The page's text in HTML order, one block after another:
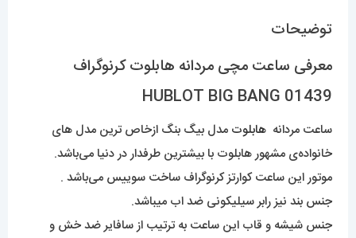
توضیحات
معرفی ساعت مچی مردانه هابلوت کرنوگراف
01439 HUBLOT BIG BANG
ساعت مردانه هابلوت مدل بیگ بنگ ازخاص ترین مدل های
خانواده‌ی مشهور هابلوت با بیشترین طرفدار در دنیا می‌باشد.
موتور این ساعت کوارتز کرنوگراف ساخت سوییس می‌باشد .
جنس بند نیز رابر سیلیکونی ضد اب میباشد.
جنس شیشه و قاب این ساعت به ترتیب از سافایر ضد خش و